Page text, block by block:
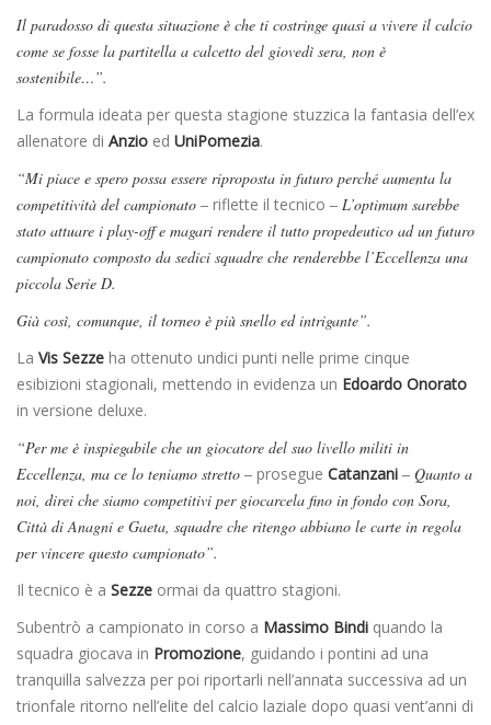
Il paradosso di questa situazione è che ti costringe quasi a vivere il calcio
come se fosse la partitella a calcetto del giovedì sera, non è
sostenibile…”.
La formula ideata per questa stagione stuzzica la fantasia dell’ex
allenatore di Anzio ed UniPomezia.
“Mi piace e spero possa essere riproposta in futuro perché aumenta la
competitività del campionato – riflette il tecnico – L’optimum sarebbe
stato attuare i play-off e magari rendere il tutto propedeutico ad un futuro
campionato composto da sedici squadre che renderebbe l’Eccellenza una
piccola Serie D.
Già così, comunque, il torneo è più snello ed intrigante”.
La Vis Sezze ha ottenuto undici punti nelle prime cinque
esibizioni stagionali, mettendo in evidenza un Edoardo Onorato
in versione deluxe.
“Per me è inspiegabile che un giocatore del suo livello militi in
Eccellenza, ma ce lo teniamo stretto – prosegue Catanzani – Quanto a
noi, direi che siamo competitivi per giocarcela fino in fondo con Sora,
Città di Anagni e Gaeta, squadre che ritengo abbiano le carte in regola
per vincere questo campionato”.
Il tecnico è a Sezze ormai da quattro stagioni.
Subentrò a campionato in corso a Massimo Bindi quando la
squadra giocava in Promozione, guidando i pontini ad una
tranquilla salvezza per poi riportarli nell’annata successiva ad un
trionfale ritorno nell’elite del calcio laziale dopo quasi vent’anni di